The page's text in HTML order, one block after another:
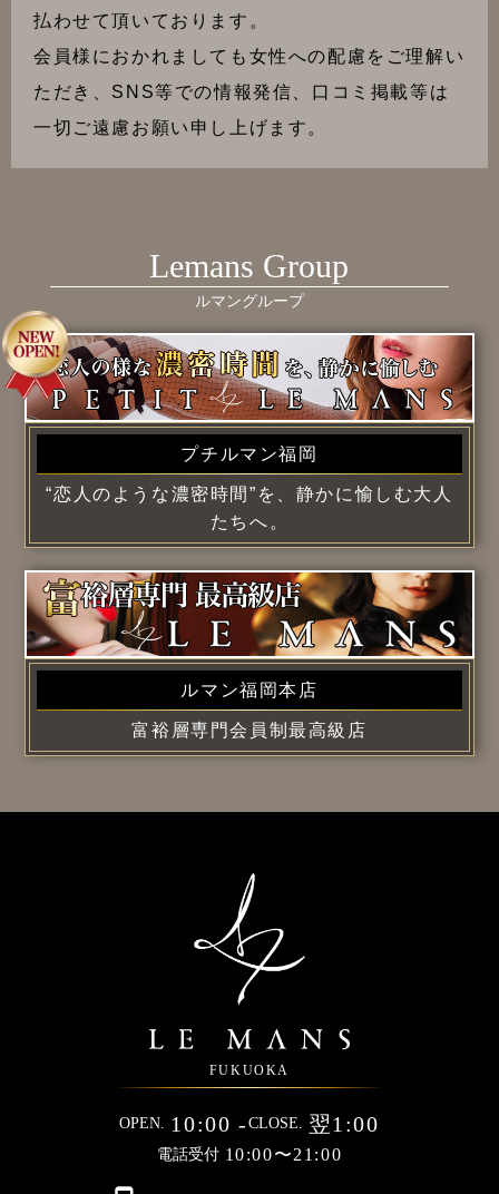
払わせて頂いております。
会員様におかれましても女性への配慮をご理解い
ただき、SNS等での情報発信、口コミ掲載等は
一切ご遠慮お願い申し上げます。
Lemans Group
ルマングループ
プチルマン福岡
“恋人のような濃密時間”を、静かに愉しむ大人
たちへ。
ルマン福岡本店
富裕層専門会員制最高級店
FUKUOKA
OPEN. 10:00 - CLOSE. 翌1:00
電話受付 10:00〜21:00